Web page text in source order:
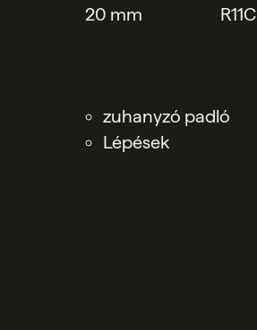
20 mm R11C
zuhanyzó padló
Lépések